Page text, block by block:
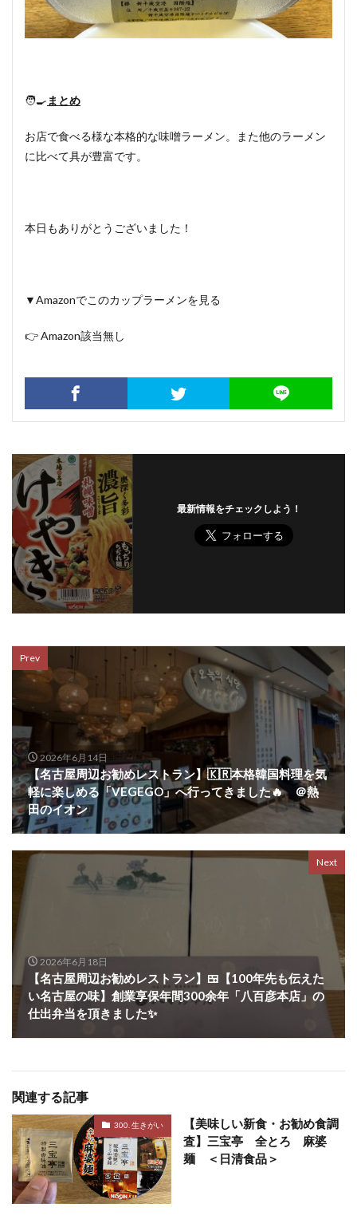
🧑‍🍳 まとめ
お店で食べる様な本格的な味噌ラーメン。また他のラーメン
に比べて具が豊富です。
本日もありがとうございました！
▼Amazonでこのカップラーメンを見る
👉 Amazon該当無し
最新情報をチェックしよう！
Prev
2026年6月14日
【名古屋周辺お勧めレストラン】🇰🇷本格韓国料理を気
軽に楽しめる「VEGEGO」へ行ってきました🔥 ＠熱
田のイオン
Next
2026年6月18日
【名古屋周辺お勧めレストラン】🍱【100年先も伝えた
い名古屋の味】創業享保年間300余年「八百彦本店」の
仕出弁当を頂きました✨
関連する記事
300. 生きがい
【美味しい新食・お勧め食調
査】三宝亭 全とろ 麻婆
麺 ＜日清食品＞